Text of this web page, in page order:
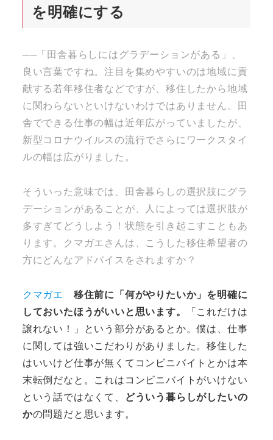
を明確にする
──「田舎暮らしにはグラデーションがある」、
良い言葉ですね。注目を集めやすいのは地域に貢
献する若年移住者などですが、移住したから地域
に関わらないといけないわけではありません。田
舎でできる仕事の幅は近年広がっていましたが、
新型コロナウイルスの流行でさらにワークスタイ
ルの幅は広がりました。
そういった意味では、田舎暮らしの選択肢にグラ
デーションがあることが、人によっては選択肢が
多すぎてどうしよう！状態を引き起こすこともあ
ります。クマガエさんは、こうした移住希望者の
方にどんなアドバイスをされますか？
クマガエ
移住前に「何がやりたいか」を明確に
しておいたほうがいいと思います。
「これだけは
譲れない！」という部分があるとか。僕は、仕事
に関しては強いこだわりがありました。移住した
はいいけど仕事が無くてコンビニバイトとかは本
末転倒だなと。これはコンビニバイトがいけない
という話ではなくて、 どういう暮らしがしたいの
かの問題だと思います。